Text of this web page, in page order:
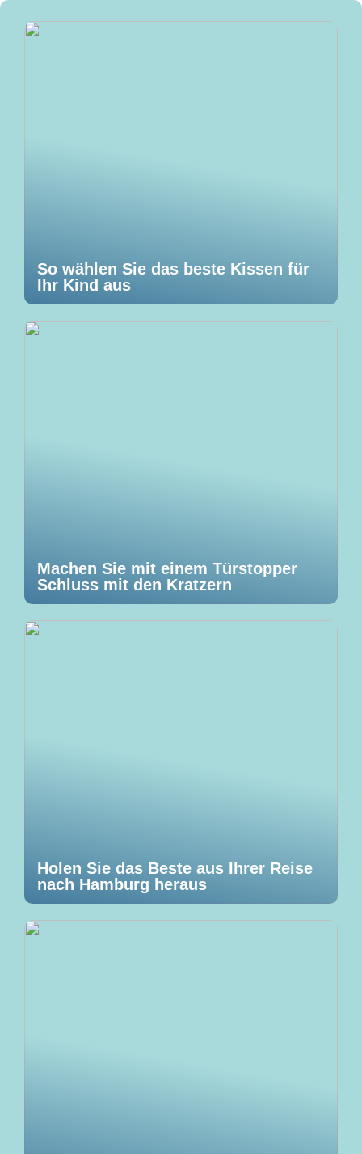
So wählen Sie das beste Kissen für
Ihr Kind aus
Machen Sie mit einem Türstopper
Schluss mit den Kratzern
Holen Sie das Beste aus Ihrer Reise
nach Hamburg heraus